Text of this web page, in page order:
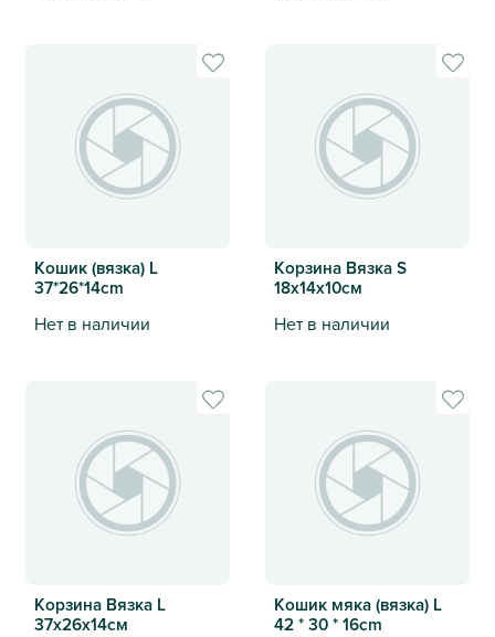
Кошик (вязка) L
37*26*14cm
Нет в наличии
Корзина Вязка S
18х14х10cм
Нет в наличии
Корзина Вязка L
37х26х14cм
Кошик мяка (вязка) L
42 * 30 * 16cm